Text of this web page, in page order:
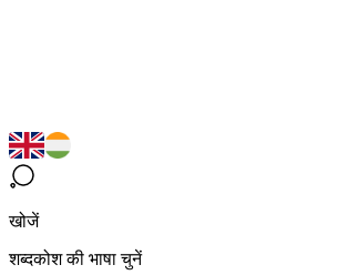
खोजें
शब्दकोश की भाषा चुनें